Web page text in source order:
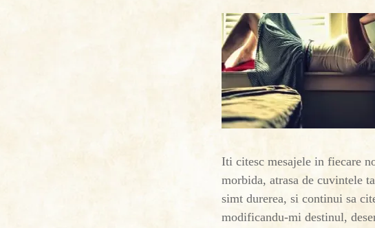
Iti citesc mesajele in fiecare
morbida, atrasa de cuvintele
simt durerea, si continui sa
modificandu-mi destinul,